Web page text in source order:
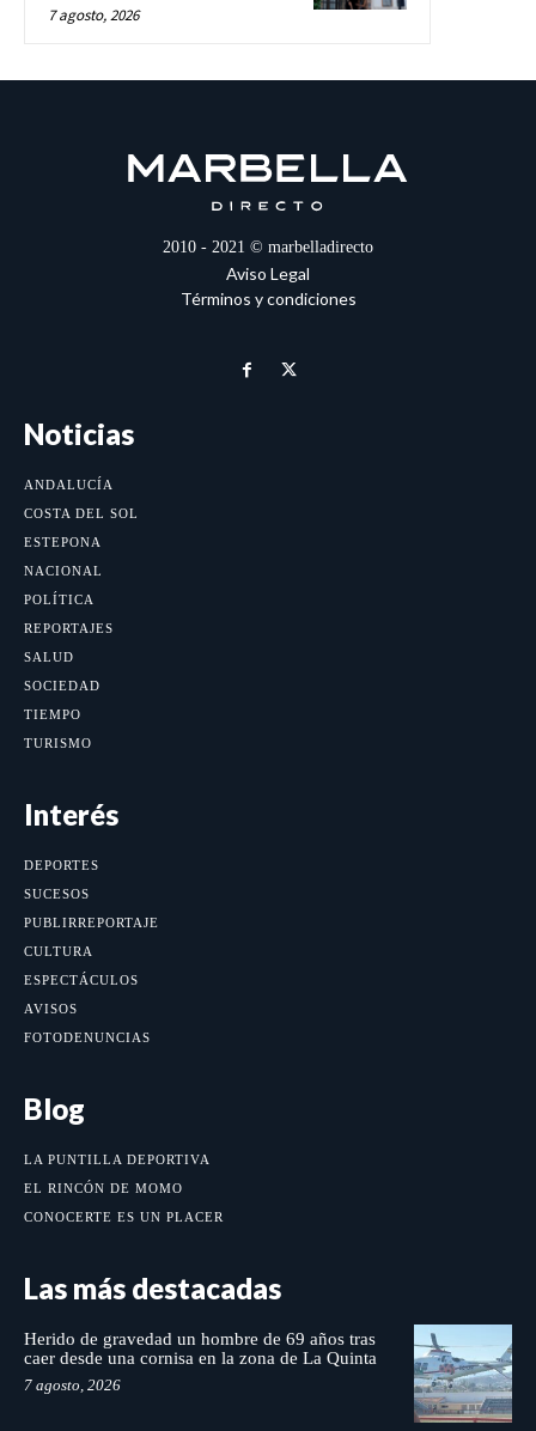
7 agosto, 2026
2010 - 2021 © marbelladirecto
Aviso Legal
Términos y condiciones
Noticias
ANDALUCÍA
COSTA DEL SOL
ESTEPONA
NACIONAL
POLÍTICA
REPORTAJES
SALUD
SOCIEDAD
TIEMPO
TURISMO
Interés
DEPORTES
SUCESOS
PUBLIRREPORTAJE
CULTURA
ESPECTÁCULOS
AVISOS
FOTODENUNCIAS
Blog
LA PUNTILLA DEPORTIVA
EL RINCÓN DE MOMO
CONOCERTE ES UN PLACER
Las más destacadas
Herido de gravedad un hombre de 69 años tras
caer desde una cornisa en la zona de La Quinta
7 agosto, 2026